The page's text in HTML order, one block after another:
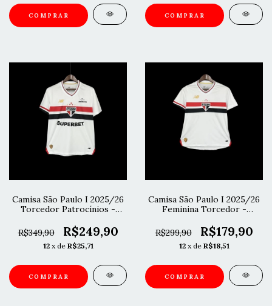
COMPRAR COMPRAR
Camisa São Paulo I 2025/26
Torcedor Patrocínios -
R$349,90
R$249,90
12 x de R$25,71
COMPRAR
Camisa São Paulo I 2025/26
Feminina Torcedor -
R$299,90
R$179,90
12 x de R$18,51
COMPRAR